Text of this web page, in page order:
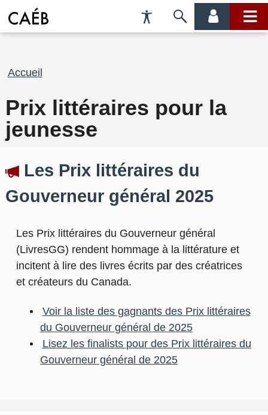
Préférences
d'accessibilité
Passer
menu
menu
Fil
Accueil
Prix littéraires pour la
jeunesse
Les Prix littéraires du
Gouverneur général 2025
Les Prix littéraires du Gouverneur général
(LivresGG) rendent hommage à la littérature et
incitent à lire des livres écrits par des créatrices
et créateurs du Canada.
Voir la liste des gagnants des Prix littéraires
du Gouverneur général de 2025
Lisez les finalists pour des Prix littéraires du
Gouverneur général de 2025